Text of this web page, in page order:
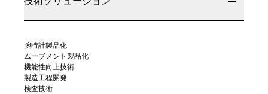
腕時計製品化
ムーブメント製品化
機能性向上技術
製造工程開発
検査技術